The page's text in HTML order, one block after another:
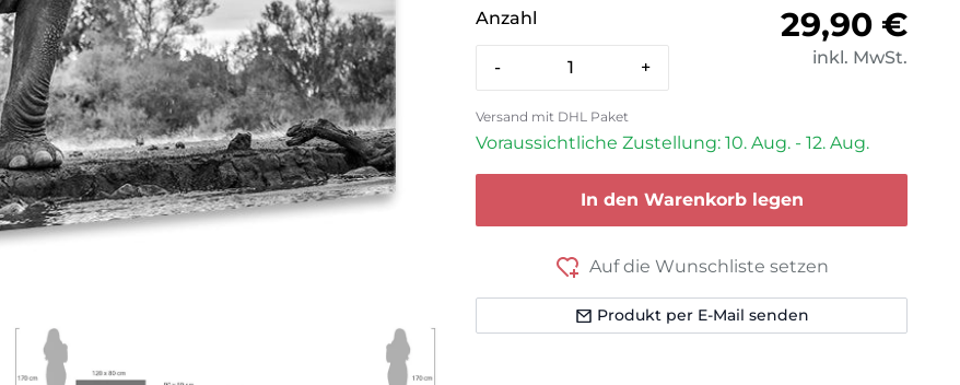
Anzahl
- +
Normaler
29,90 €
inkl. MwSt.
Versand mit DHL Paket
Voraussichtliche Zustellung: 10. Aug. - 12. Aug.
In den Warenkorb legen
Auf die Wunschliste setzen
Produkt per E-Mail senden